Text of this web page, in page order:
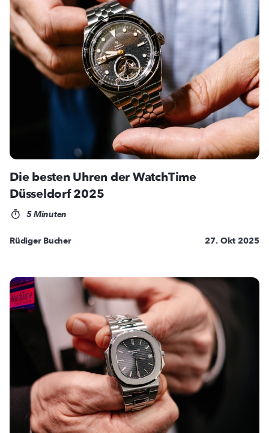
Die besten Uhren der WatchTime
Düsseldorf 2025
5 Minuten
Rüdiger Bucher 27. Okt 2025